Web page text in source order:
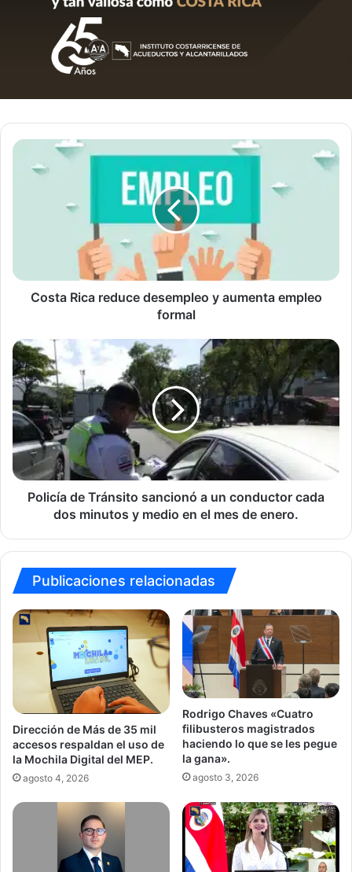
Costa
Costa Rica reduce desempleo y aumenta empleo
formal
Policía
de
Tránsito
sancionó
a
un
conductor
cada
dos
minutos
mes
de
enero.
Policía de Tránsito sancionó a un conductor cada
dos minutos y medio en el mes de enero.
Publicaciones relacionadas
Dirección de Más de 35 mil
accesos respaldan el uso de
la Mochila Digital del MEP.
agosto 4, 2026
Rodrigo Chaves «Cuatro
filibusteros magistrados
haciendo lo que se les pegue
la gana».
agosto 3, 2026